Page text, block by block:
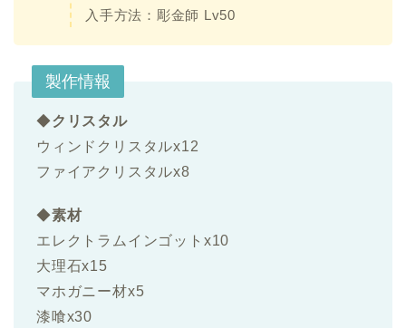
入手方法：彫金師 Lv50
製作情報
◆クリスタル
ウィンドクリスタルx12
ファイアクリスタルx8
◆素材
エレクトラムインゴットx10
大理石x15
マホガニー材x5
漆喰x30